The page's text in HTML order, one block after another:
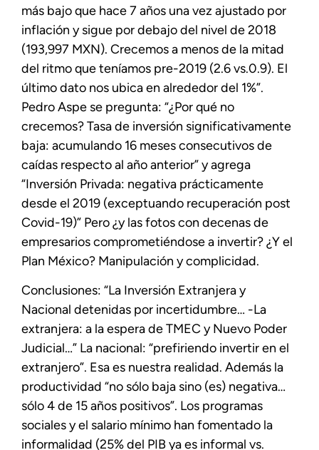
más bajo que hace 7 años una vez ajustado por
inflación y sigue por debajo del nivel de 2018
(193,997 MXN). Crecemos a menos de la mitad
del ritmo que teníamos pre-2019 (2.6 vs.0.9). El
último dato nos ubica en alrededor del 1%”.
Pedro Aspe se pregunta: “¿Por qué no
crecemos? Tasa de inversión significativamente
baja: acumulando 16 meses consecutivos de
caídas respecto al año anterior” y agrega
“Inversión Privada: negativa prácticamente
desde el 2019 (exceptuando recuperación post
Covid-19)” Pero ¿y las fotos con decenas de
empresarios comprometiéndose a invertir? ¿Y el
Plan México? Manipulación y complicidad.
Conclusiones: “La Inversión Extranjera y
Nacional detenidas por incertidumbre… -La
extranjera: a la espera de TMEC y Nuevo Poder
Judicial…” La nacional: “prefiriendo invertir en el
extranjero”. Esa es nuestra realidad. Además la
productividad “no sólo baja sino (es) negativa…
sólo 4 de 15 años positivos”. Los programas
sociales y el salario mínimo han fomentado la
informalidad (25% del PIB ya es informal vs.